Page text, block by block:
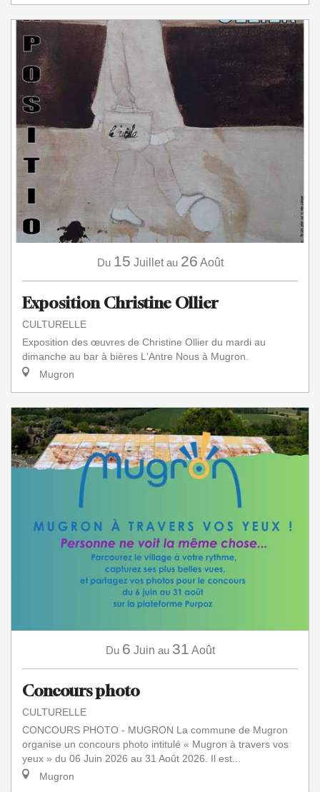
Du 15 Juillet au 26 Août
Exposition Christine Ollier
CULTURELLE
Exposition des œuvres de Christine Ollier du mardi au
dimanche au bar à bières L'Antre Nous à Mugron.
Mugron
Du 6 Juin au 31 Août
Concours photo
CULTURELLE
CONCOURS PHOTO - MUGRON La commune de Mugron
organise un concours photo intitulé « Mugron à travers vos
yeux » du 06 Juin 2026 au 31 Août 2026. Il est...
Mugron